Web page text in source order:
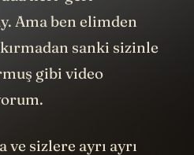
Ama ben elimden
sanki sizinle
gibi video
ve sizlere ayrı ayrı